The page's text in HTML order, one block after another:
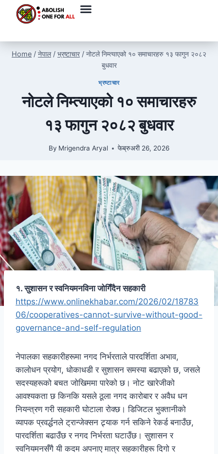
Home / नेपाल / भ्रष्टाचार / नोटले निम्त्याएको १० समाचारहरु १३ फागुन २०८२
बुधवार
भ्रष्टाचार
नोटले निम्त्याएको १० समाचारहरु
१३ फागुन २०८२ बुधवार
By Mrigendra Aryal फेब्रुअरी 26, 2026
१. सुशासन र स्वनियमनविना जोगिँदैन सहकारी
https://www.onlinekhabar.com/2026/02/18783
06/cooperatives-cannot-survive-without-good-
governance-and-self-regulation
नेपालका सहकारीहरूमा नगद निर्भरताले पारदर्शिता अभाव,
कालोधन प्रयोग, धोकाधडी र सुशासन समस्या बढाएको छ, जसले
सदस्यहरूको बचत जोखिममा पारेको छ। नोट खारेजीको
आवश्यकता छ किनकि यसले ठूला नगद कारोबार र अवैध धन
नियन्त्रण गरी सहकारी घोटाला रोक्छ। डिजिटल भुक्तानीको
व्यापक प्रवर्द्धनले ट्रान्जेक्सन ट्र्याक गर्न सकिने रेकर्ड बनाउँछ,
पारदर्शिता बढाउँछ र नगद निर्भरता घटाउँछ। सुशासन र
स्वनियमनसँगै यी कदम अपनाए मात्र सहकारीहरू दिगो र